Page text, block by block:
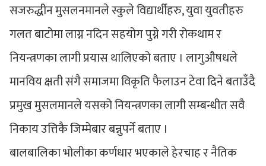
सजरुद्धीन मुसलनमानले स्कुले विद्यार्थीहरु, युवा युवतीहरु
गलत बाटोमा लाग्न नदिन सहयोग पुग्ने गरी रोकथाम र
नियन्त्रणका लागी प्रयास थालिएको बताए । लागुऔषधले
मानविय क्षती संगै समाजमा विकृति फैलाउन टेवा दिने बताउँदै
प्रमुख मुसलमानले यसको नियन्त्रणका लागी सम्बन्धीत सवै
निकाय उत्तिकै जिम्मेबार बन्नुपर्ने बताए ।
बालबालिका भोलीका कर्णधार भएकाले हेरचाह र नैतिक